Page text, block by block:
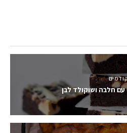
חלבה ושוקולד לבן